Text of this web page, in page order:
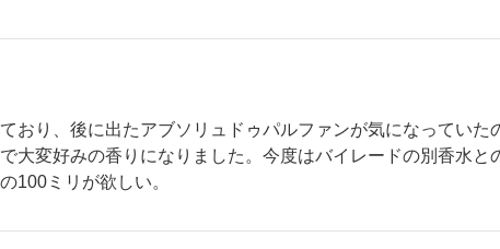
おり、後に出たアブソリュドゥパルファンが気になっていた
大変好みの香りになりました。今度はバイレードの別香水と
100ミリが欲しい。